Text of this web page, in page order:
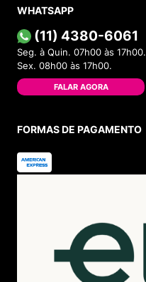
WHATSAPP
(11) 4380-6061
Seg. à Quin. 07h00 às 17h00.
Sex. 08h00 às 17h00.
FALAR AGORA
FORMAS DE PAGAMENTO